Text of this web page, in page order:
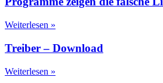
Weiterlesen »
Treiber – Download
Weiterlesen »